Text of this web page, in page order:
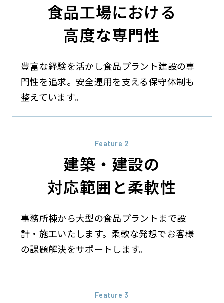
食品工場における
高度な専門性
豊富な経験を活かし食品プラント建設の専
門性を追求。安全運用を支える保守体制も
整えています。
Feature 2
建築・建設の
対応範囲と柔軟性
事務所棟から大型の食品プラントまで設
計・施工いたします。柔軟な発想でお客様
の課題解決をサポートします。
Feature 3